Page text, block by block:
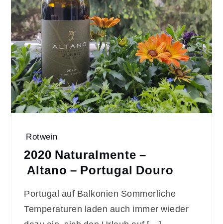
Rotwein
2020 Naturalmente –
Altano – Portugal Douro
Portugal auf Balkonien Sommerliche
Temperaturen laden auch immer wieder